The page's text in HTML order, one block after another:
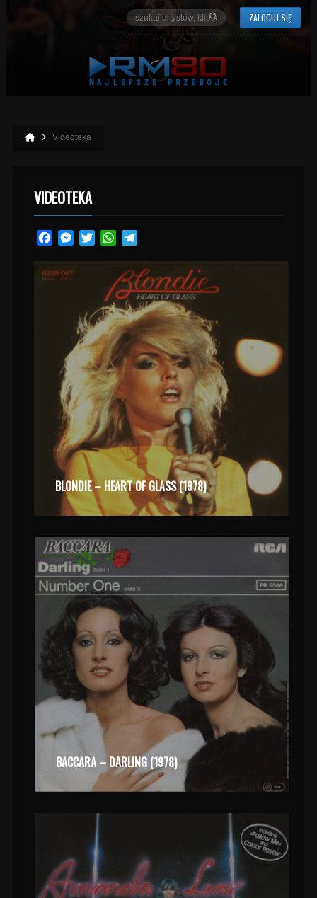
ZALOGUJ SIĘ
Videoteka
VIDEOTEKA
FacebookMessenger
TwitterWhatsApp
BLONDIE – HEART OF GLASS (1978)
BACCARA – DARLING (1978)